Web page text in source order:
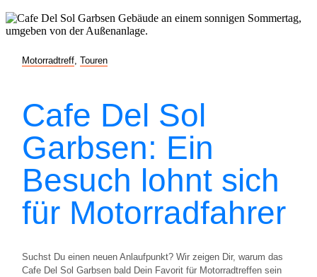
Motorradtreff Touren
Cafe Del Sol
Garbsen: Ein
Besuch lohnt sich
für Motorradfahrer
Suchst Du einen neuen Anlaufpunkt? Wir zeigen Dir, warum das
Cafe Del Sol Garbsen bald Dein Favorit für Motorradtreffen sein